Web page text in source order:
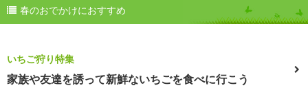
春のおでかけにおすすめ
いちご狩り特集
家族や友達を誘って新鮮ないちごを食べに行こう